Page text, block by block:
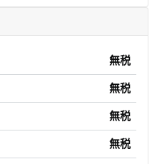
無税
無税
無税
無税